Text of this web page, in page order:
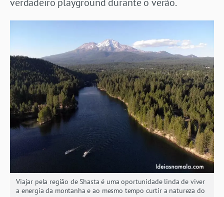
verdadeiro playground durante o verão.
Viajar pela região de Shasta é uma oportunidade linda de viver
a energia da montanha e ao mesmo tempo curtir a natureza do